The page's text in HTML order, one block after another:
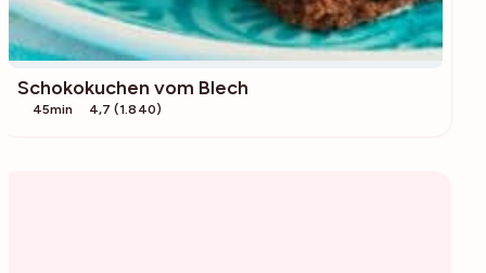
Schokokuchen vom Blech
45min 4,7 (1.840)